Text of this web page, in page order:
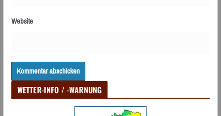
Website
WETTER-INFO / -WARNUNG